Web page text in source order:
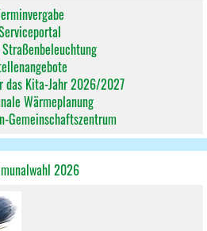
das Kita-Jahr 2026/2027
Wärmeplanung
Gemeinschaftszentrum
2026